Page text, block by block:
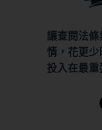
讓查閱法
情，花更
投入在最